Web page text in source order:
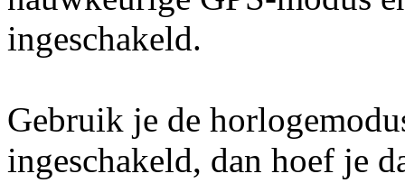
ingeschakeld.
Gebruik je de
ingeschakeld, dan hoef je